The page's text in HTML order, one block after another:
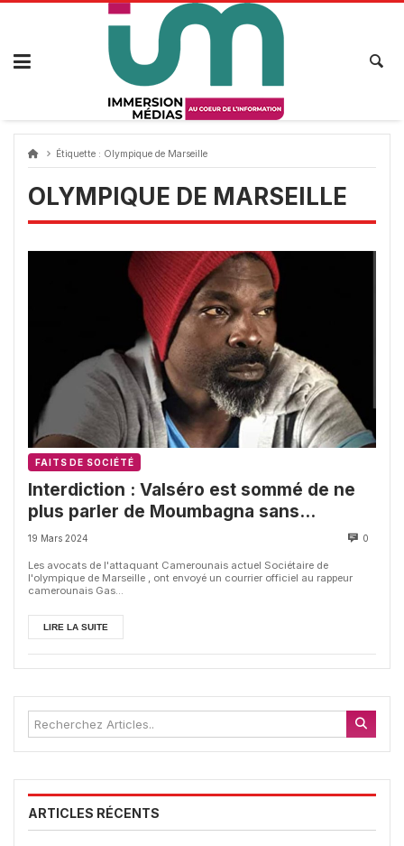
Passer
Étiquette : Olympique de Marseille
OLYMPIQUE DE MARSEILLE
FAITS DE SOCIÉTÉ
Interdiction : Valséro est sommé de ne
plus parler de Moumbagna sans
autorisation
19 Mars 2024 0
Les avocats de l'attaquant Camerounais actuel Sociétaire de
l'olympique de Marseille , ont envoyé un courrier officiel au rappeur
camerounais Gas...
LIRE LA SUITE
ARTICLES RÉCENTS